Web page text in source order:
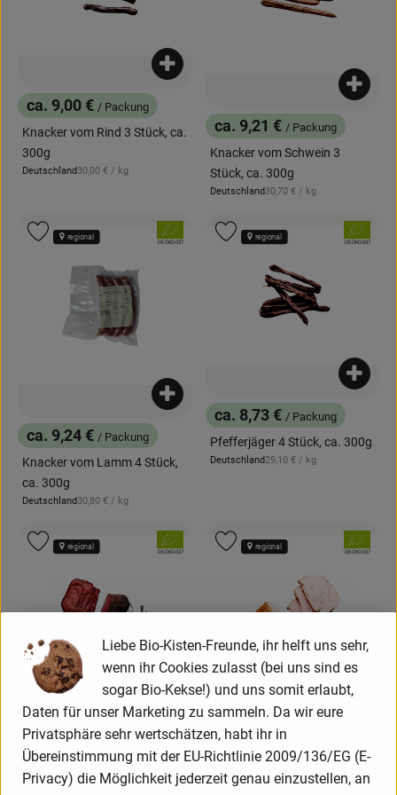
, Preis:
ca. 9,00 € / Packung
Knacker vom Rind 3 Stück, ca.
300g
, Herkunft:
Deutschland, Referenzpreis:
30,00 € / kg
Produkt zum Warenkorb hinzufügen
, Preis:
ca. 9,21 € / Packung
Knacker vom Schwein 3
Stück, ca. 300g
, Herkunft:
Deutschland, Referenzpreis:
30,70 € / kg
, Preis:
ca. 9,24 € / Packung
Knacker vom Lamm 4 Stück,
ca. 300g
, Herkunft:
Deutschland, Referenzpreis:
30,80 € / kg
Produkt zum Warenkorb hinzufügen
, Verband:
, Kontrollstelle:
DE-ÖKO-037
regional
Produkt zu Favouriten hinzufügen
, Preis:
ca. 8,73 € / Packung
Pfefferjäger 4 Stück, ca. 300g
, Herkunft:
Deutschland, Referenzpreis:
29,10 € / kg
, Verband:
, Kontrollstelle:
DE-ÖKO-037
regional
Produkt zu Favouriten hinzufügen
, Preis:
ca. 9,32 € / Stück
Rinderschinken, ca. 200g
, Herkunft:
Deutschland , Referenzpreis:
46,60 € / kg
Artikel leider gerade
ausverkauft!
, Verband:
, Kontrollstelle:
DE-ÖKO-037
regional
Produkt zu Favouriten hinzufügen
, Preis:
ca. 7,20 €
Leberkäse vom Rind,, 2 Stück,
, Verband:
, Kontrollstelle:
DE-ÖKO-037
regional
Produkt zu Favouriten hinzufügen
Liebe Bio-Kisten-Freunde, ihr helft uns sehr,
wenn ihr Cookies zulasst (bei uns sind es
sogar Bio-Kekse!) und uns somit erlaubt,
Daten für unser Marketing zu sammeln. Da wir eure
Privatsphäre sehr wertschätzen, habt ihr in
Übereinstimmung mit der EU-Richtlinie 2009/136/EG (E-
Privacy) die Möglichkeit jederzeit genau einzustellen, an